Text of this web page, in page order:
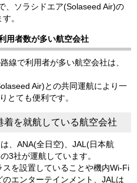
、ソラシドエア(Solaseed Air)の
。
用者数が多い航空会社
線で利用者が多い航空会社は、
Air)との共同運航により一
とても便利です。
を就航している航空会社
、ANA(全日空)、JAL(日本航
3社が運航しています。
を設置していることや機内Wi-Fi
エンターテインメント、JALは